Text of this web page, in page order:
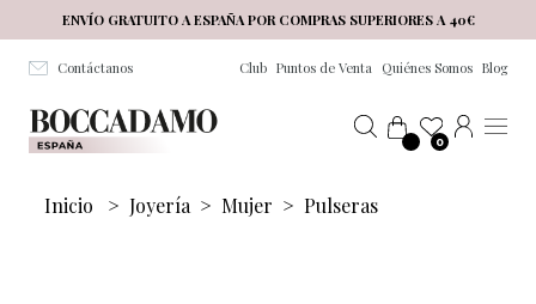
Salta al contenuto principale
ENVÍO GRATUITO A ESPAÑA POR COMPRAS SUPERIORES A 40€
Contáctanos Club Puntos de Venta Quiénes Somos Blog
0
Inicio > Joyería > Mujer > Pulseras